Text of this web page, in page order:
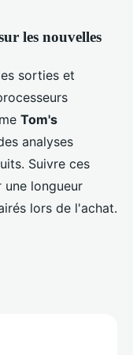
les nouvelles
sorties et
Tom's
analyses
Suivre ces
une longueur
lors de l'achat.